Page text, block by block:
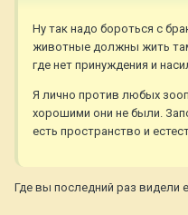
Ну так надо бороться с
животные должны жить
где нет принуждения и
Я лично против любых
хорошими они не были.
есть пространство и
Где вы последний раз видели